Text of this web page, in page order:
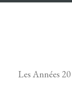
Les Années 20